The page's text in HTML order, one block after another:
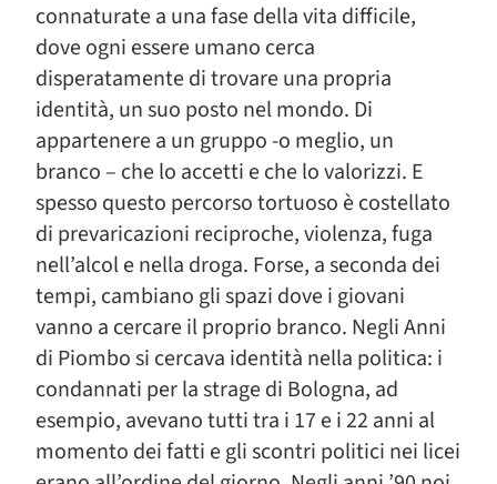
connaturate a una fase della vita difficile,
dove ogni essere umano cerca
disperatamente di trovare una propria
identità, un suo posto nel mondo. Di
appartenere a un gruppo -o meglio, un
branco – che lo accetti e che lo valorizzi. E
spesso questo percorso tortuoso è costellato
di prevaricazioni reciproche, violenza, fuga
nell’alcol e nella droga. Forse, a seconda dei
tempi, cambiano gli spazi dove i giovani
vanno a cercare il proprio branco. Negli Anni
di Piombo si cercava identità nella politica: i
condannati per la strage di Bologna, ad
esempio, avevano tutti tra i 17 e i 22 anni al
momento dei fatti e gli scontri politici nei licei